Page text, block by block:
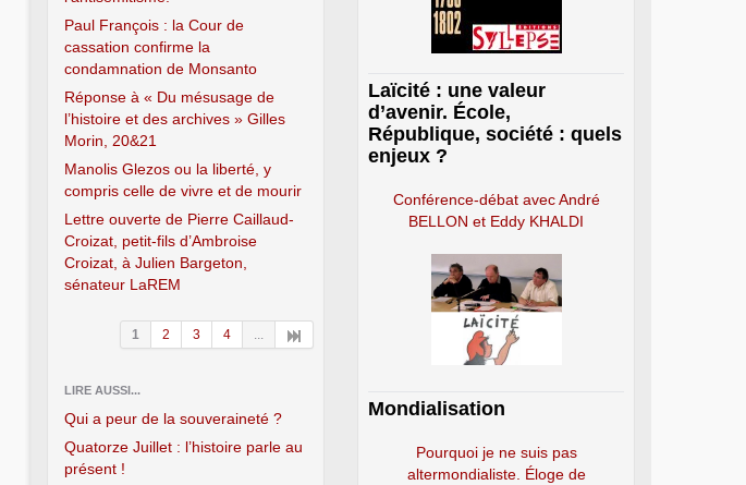
Paul François : la Cour de
cassation confirme la
condamnation de Monsanto
Réponse à « Du mésusage de
l’histoire et des archives » Gilles
Morin, 20&21
Manolis Glezos ou la liberté, y
compris celle de vivre et de mourir
Lettre ouverte de Pierre Caillaud-
Croizat, petit-fils d’Ambroise
Croizat, à Julien Bargeton,
sénateur LaREM
1 2 3 4 ...
LIRE AUSSI...
Qui a peur de la souveraineté ?
Quatorze Juillet : l’histoire parle au
présent !
Laïcité : une valeur
d’avenir. École,
République, société : quels
enjeux ?
Conférence-débat avec André
BELLON et Eddy KHALDI
Mondialisation
Pourquoi je ne suis pas
altermondialiste. Éloge de